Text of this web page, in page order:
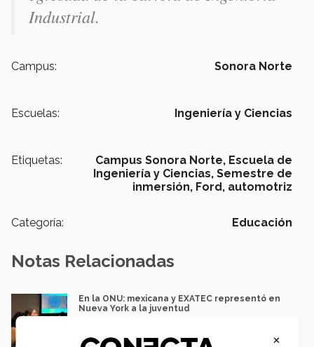
Industrial.
Campus: Sonora Norte
Escuelas: Ingeniería y Ciencias
Etiquetas: Campus Sonora Norte, Escuela de
Ingeniería y Ciencias, Semestre de
inmersión, Ford, automotriz
Categoría: Educación
Notas Relacionadas
En la ONU: mexicana y EXATEC representó en
Nueva York a la juventud
×